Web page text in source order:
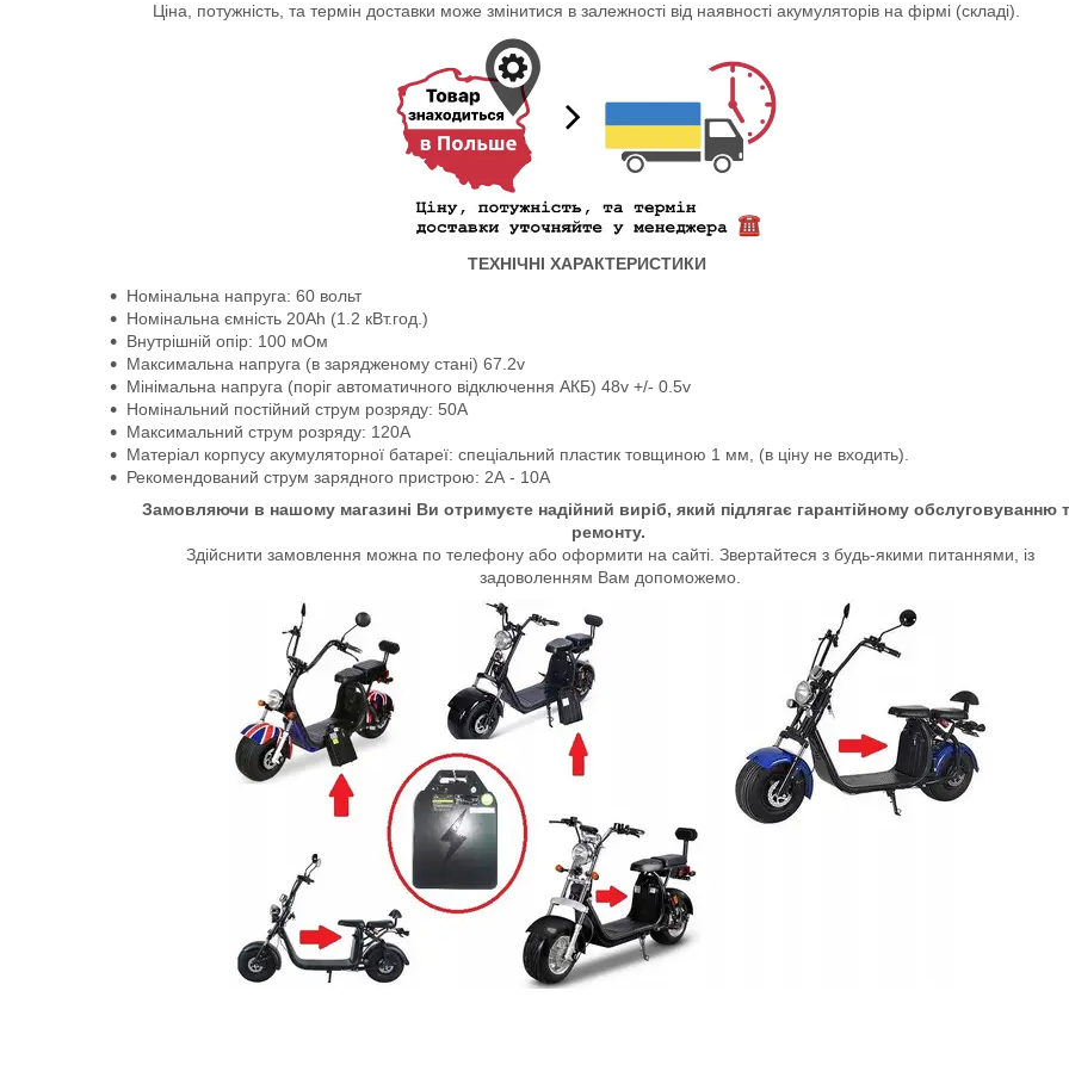
Ціна, потужність, та термін доставки може змінитися в залежності від наявності акумуляторів на фірмі (складі).
ТЕХНІЧНІ ХАРАКТЕРИСТИКИ
Номінальна напруга: 60 ​​вольт
Номінальна ємність 20Ah (1.2 кВт.год.)
Внутрішній опір: 100 мОм
Максимальна напруга (в зарядженому стані) 67.2v
Мінімальна напруга (поріг автоматичного відключення АКБ) 48v +/- 0.5v
Номінальний постійний струм розряду: 50А
Максимальний струм розряду: 120A
Матеріал корпусу акумуляторної батареї: спеціальний пластик товщиною 1 мм, (в ціну не входить).
Рекомендований струм зарядного пристрою: 2А - 10А
Замовляючи в нашому магазині Ви отримуєте надійний виріб, який підлягає гарантійному обслуговуванню
ремонту.
Здійснити замовлення можна по телефону або оформити на сайті. Звертайтеся з будь-якими питаннями, із
задоволенням Вам допоможемо.